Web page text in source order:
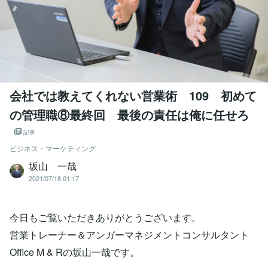
会社では教えてくれない営業術 109 初めて
の管理職⑧最終回 最後の責任は俺に任せろ
記事
ビジネス・マーケティング
坂山 一哉
2021/07/18 01:17
今日もご覧いただきありがとうございます。
営業トレーナー＆アンガーマネジメントコンサルタント
Office M & Rの坂山一哉です。